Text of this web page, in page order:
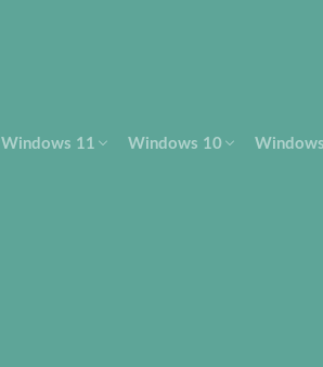
Windows 11 Windows 10